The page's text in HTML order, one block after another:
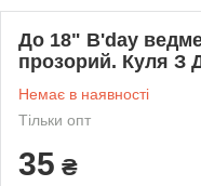
До 18" B'day
прозорий. Куля З
Немає в наявності
Тільки опт
35 ₴